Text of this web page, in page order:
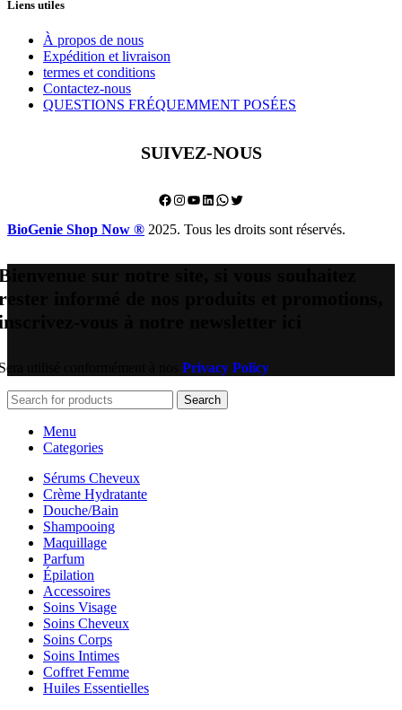
Liens utiles
À propos de nous
Expédition et livraison
termes et conditions
Contactez-nous
QUESTIONS FRÉQUEMMENT POSÉES
SUIVEZ-NOUS
Facebook
Instagram
YouTube
LinkedIn
WhatsApp
Twitter
BioGenie Shop Now ® 2025. Tous les droits sont réservés.
sur notre site, si vous souhaitez
informé de nos produits et promotions,
vous à notre newsletter ici
utilisé conformément à nos Privacy Policy
Search
Menu
Categories
Sérums Cheveux
Crème Hydratante
Douche/Bain
Shampooing
Maquillage
Parfum
Épilation
Accessoires
Soins Visage
Soins Cheveux
Soins Corps
Soins Intimes
Coffret Femme
Huiles Essentielles